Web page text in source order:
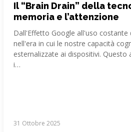
Il “Brain Drain” della
memoria e l’attenzione
Dall'Effetto Google all'uso costante
nell'era in cui le nostre capacità
esternalizzate ai dispositivi. Questo
i…
31 Ottobre 2025